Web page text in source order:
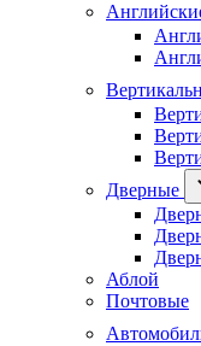
Дверные
Аблой
Почтовые